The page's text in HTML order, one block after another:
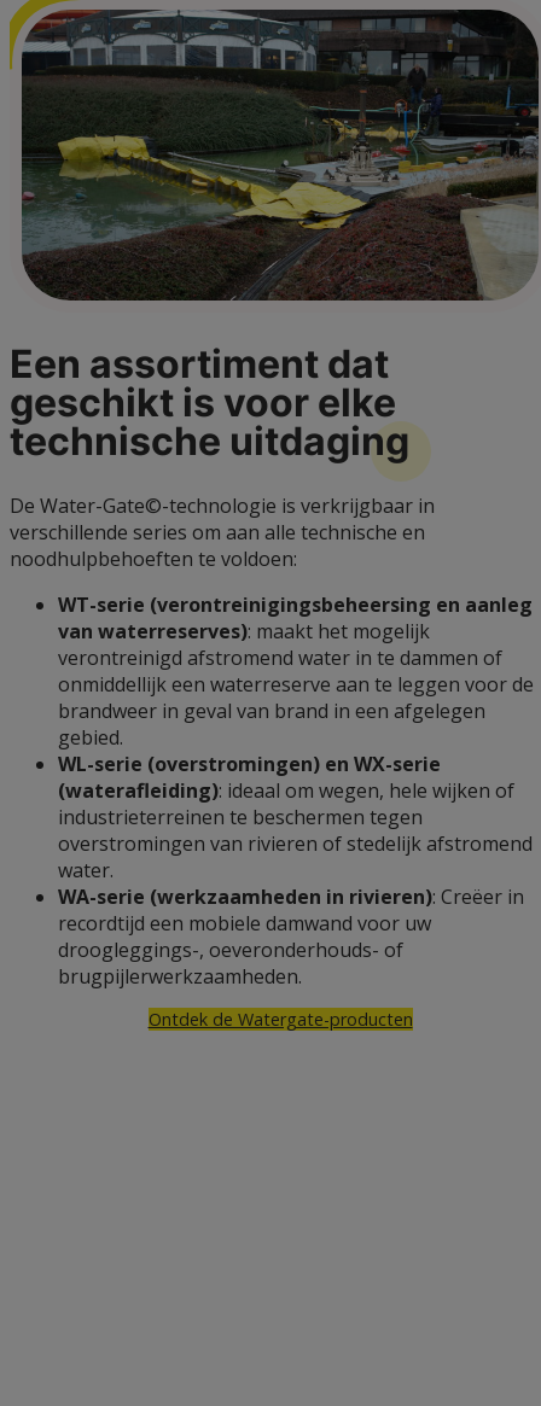
Een assortiment dat
geschikt is voor elke
technische uitdaging
De Water-Gate©-technologie is verkrijgbaar in
verschillende series om aan alle technische en
noodhulpbehoeften te voldoen:
WT-serie (verontreinigingsbeheersing en aanleg
van waterreserves): maakt het mogelijk
verontreinigd afstromend water in te dammen of
onmiddellijk een waterreserve aan te leggen voor de
brandweer in geval van brand in een afgelegen
gebied.
WL-serie (overstromingen) en WX-serie
(waterafleiding): ideaal om wegen, hele wijken of
industrieterreinen te beschermen tegen
overstromingen van rivieren of stedelijk afstromend
water.
WA-serie (werkzaamheden in rivieren): Creëer in
recordtijd een mobiele damwand voor uw
droogleggings-, oeveronderhouds- of
brugpijlerwerkzaamheden.
Ontdek de Watergate-producten